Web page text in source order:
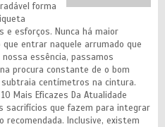
forma
e esforços. Nunca há maior
entrar naquele arrumado que
essência, passamos
procura constante de o bom
centímetros na cintura.
Mais Eficazes Da Atualidade
sacrifícios que fazem para integrar
recomendada. Inclusive, existem